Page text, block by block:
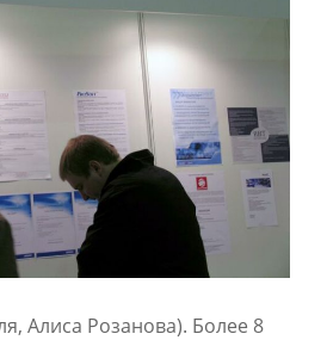
Алиса Розанова). Более 8